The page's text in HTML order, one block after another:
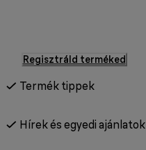
Regisztráld terméked
Termék tippek
Hírek és egyedi ajánlatok